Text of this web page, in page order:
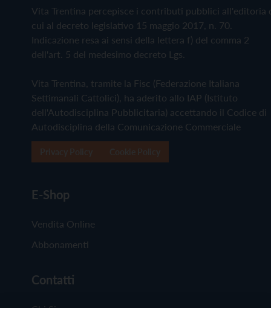
Vita Trentina percepisce i contributi pubblici all'editoria
cui al decreto legislativo 15 maggio 2017, n. 70.
Indicazione resa ai sensi della lettera f) del comma 2
dell'art. 5 del medesimo decreto Lgs.
Vita Trentina, tramite la Fisc (Federazione Italiana
Settimanali Cattolici), ha aderito allo IAP (Istituto
dell'Autodisciplina Pubblicitaria) accettando il Codice di
Autodisciplina della Comunicazione Commerciale
E-Shop
Vendita Online
Abbonamenti
Contatti
Chi Siamo